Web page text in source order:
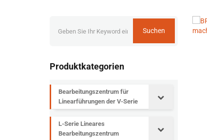
Suchen
Produktkategorien
Bearbeitungszentrum für
Linearführungen der V-Serie
L-Serie Lineares
Bearbeitungszentrum